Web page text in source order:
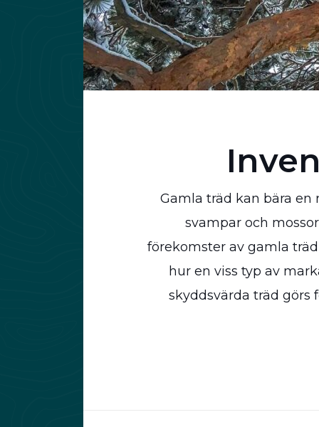
Gamla träd kan bära en
svampar och
förekomster av gamla
hur en viss typ av
skyddsvärda träd görs